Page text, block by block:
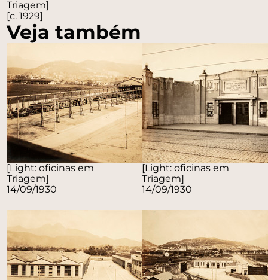
Triagem]
[c. 1929]
Veja também
[Light: oficinas em
Triagem]
14/09/1930
[Light: oficinas em
Triagem]
14/09/1930